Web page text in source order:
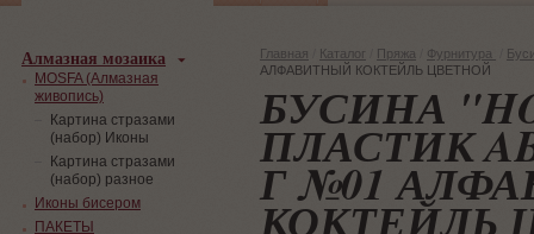
Главная Каталог Пряжа Фурнитура
АЛФАВИТНЫЙ КОКТЕЙЛЬ ЦВЕТНОЙ
БУСИНА
ПЛАСТИК
Г №01
КОКТЕЙЛЬ
Алмазная мозаика
MOSFA (Алмазная
живопись)
Картина стразами
(набор) Иконы
Картина стразами
(набор) разное
Иконы бисером
ПАКЕТЫ